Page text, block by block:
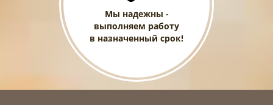
Мы надежны -
выполняем работу
в назначенный срок!